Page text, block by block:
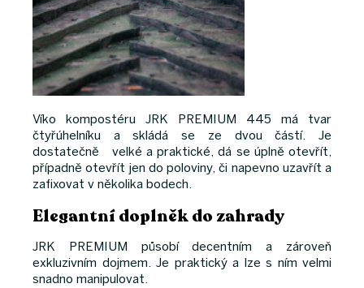
Víko kompostéru JRK PREMIUM 445 má tvar
čtyřúhelníku a skládá se ze dvou částí. Je
dostatečně velké a praktické, dá se úplně otevřít,
případně otevřít jen do poloviny, či napevno uzavřít a
zafixovat v několika bodech.
Elegantní doplněk do zahrady
JRK PREMIUM působí decentním a zároveň
exkluzivním dojmem. Je praktický a lze s ním velmi
snadno manipulovat.